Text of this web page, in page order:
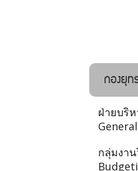
กองยุท
ฝ่ายบริ
กลุ่มงา